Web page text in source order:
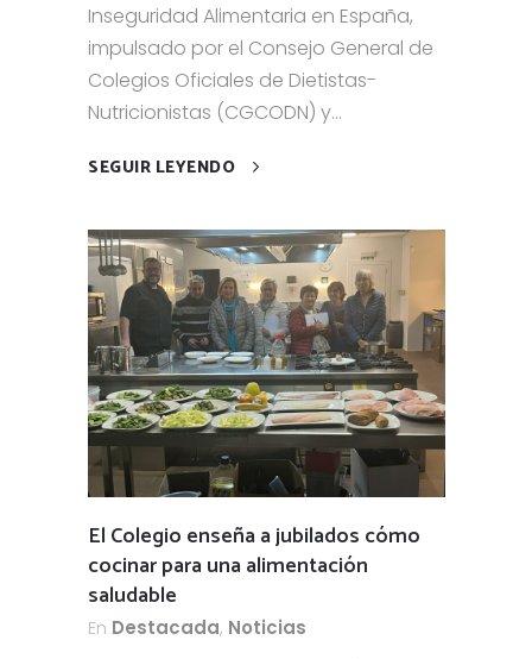
Inseguridad Alimentaria en España,
impulsado por el Consejo General de
Colegios Oficiales de Dietistas-
Nutricionistas (CGCODN) y...
SEGUIR LEYENDO
El Colegio enseña a jubilados cómo
cocinar para una alimentación
saludable
En Destacada, Noticias